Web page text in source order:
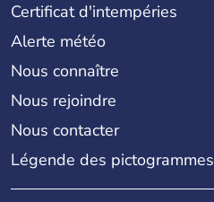
Certificat d'intempéries
Alerte météo
Nous connaître
Nous rejoindre
Nous contacter
Légende des pictogrammes